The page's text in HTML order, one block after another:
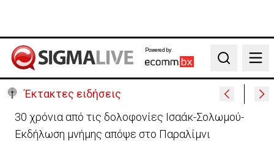
Powered by:
Search
Έκτακτες ειδήσεις
30 χρόνια από τις δολοφονίες Ισαάκ-Σολωμού-
Εκδήλωση μνήμης απόψε στο Παραλίμνι